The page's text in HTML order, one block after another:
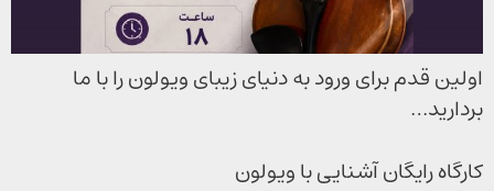
اولین قدم برای ورود به دنیای زیبای ویولون را با ما
بردارید…
کارگاه رایگان آشنایی با ویولون